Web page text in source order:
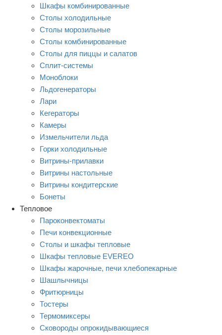
Шкафы комбинированные
Столы холодильные
Столы морозильные
Столы комбинированные
Столы для пиццы и салатов
Сплит-системы
Моноблоки
Льдогенераторы
Лари
Кегераторы
Камеры
Измельчители льда
Горки холодильные
Витрины-прилавки
Витрины настольные
Витрины кондитерские
Бонеты
Тепловое
Пароконвектоматы
Печи конвекционные
Столы и шкафы тепловые
Шкафы тепловые EVEREO
Шкафы жарочные, печи хлебопекарные
Шашлычницы
Фритюрницы
Тостеры
Термомиксеры
Сковороды опрокидывающиеся